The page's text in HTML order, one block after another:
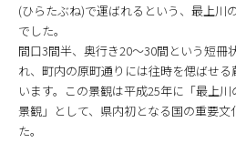
(ひらたぶね)で運ばれるという、最上川
でした。
間口3間半、奥行き20～30間という短冊
れ、町内の原町通りには往時を偲ばせ
います。この景観は平成25年に「最上
景観」として、県内初となる国の重要
た。